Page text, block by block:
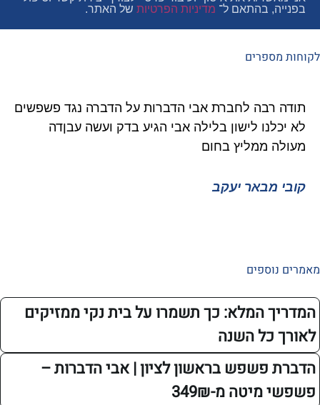
בהתאם ל־מדיניות הפרטיותשל האתר.
לחברת אבי הדברות על הדברה נגד פשפשים
לישון בלילה אבי הגיע בדק ועשה עבןדה
ממליץ בחום
יעקב
המלא: כך תשמרו על בית נקי ממזיקים
השנה
בראשון לציון | אבי הדברות –
מ-349₪